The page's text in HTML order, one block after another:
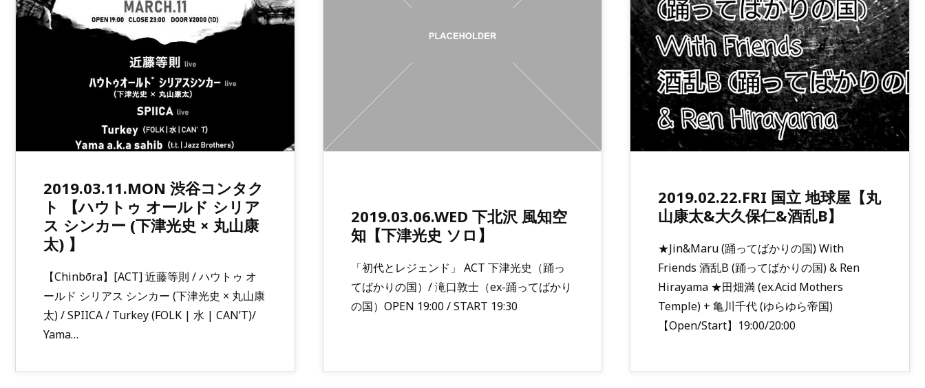
2019.03.11.MON 渋谷コンタク
ト 【ハウトゥ オールド シリア
ス シンカー (下津光史 × 丸山康
太) 】
【Chinbōra】[ACT] 近藤等則 / ハウトゥ オ
ールド シリアス シンカー (下津光史 × 丸山康
太) / SPIICA / Turkey (FOLK | 水 | CAN’T)/
Yama…
2019.03.06.WED 下北沢 風知空
知【下津光史 ソロ】
「初代とレジェンド」 ACT 下津光史（踊っ
てばかりの国）/ 滝口敦士（ex-踊ってばかり
の国）OPEN 19:00 / START 19:30
2019.02.22.FRI 国立 地球屋【丸
山康太&大久保仁&酒乱B】
★Jin&Maru (踊ってばかりの国) With
Friends 酒乱B (踊ってばかりの国) & Ren
Hirayama ★田畑満 (ex.Acid Mothers
Temple) + 亀川千代 (ゆらゆら帝国)
【Open/Start】19:00/20:00